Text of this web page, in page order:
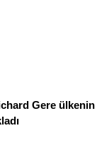
Gere ülkenin